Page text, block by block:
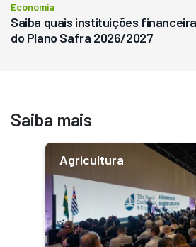
Economia
Saiba quais instituições
do Plano Safra 2026/2027
Saiba mais
Agricultura